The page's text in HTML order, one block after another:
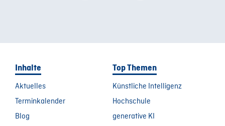
Inhalte
Aktuelles
Terminkalender
Blog
Top Themen
Künstliche Intelligenz
Hochschule
generative KI